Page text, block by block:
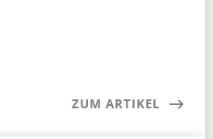
ZUM ARTIKEL